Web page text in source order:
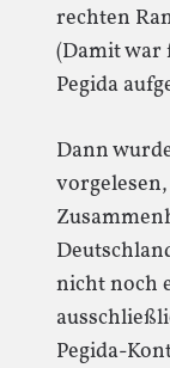
rechten
(Damit war
Pegida
Dann
nicht noch
Pegida-